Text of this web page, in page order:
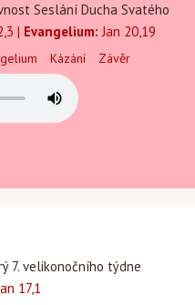
Seslání Ducha Svatého
| Evangelium: Jan 20,19
Kázání Závěr
7. velikonočního týdne
17,1